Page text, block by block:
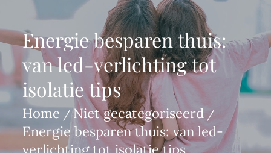
Energie besparen thuis:
van led-verlichting tot
isolatie tips
Home
Niet gecategoriseerd
Energie besparen thuis: van led-
verlichting tot isolatie tips